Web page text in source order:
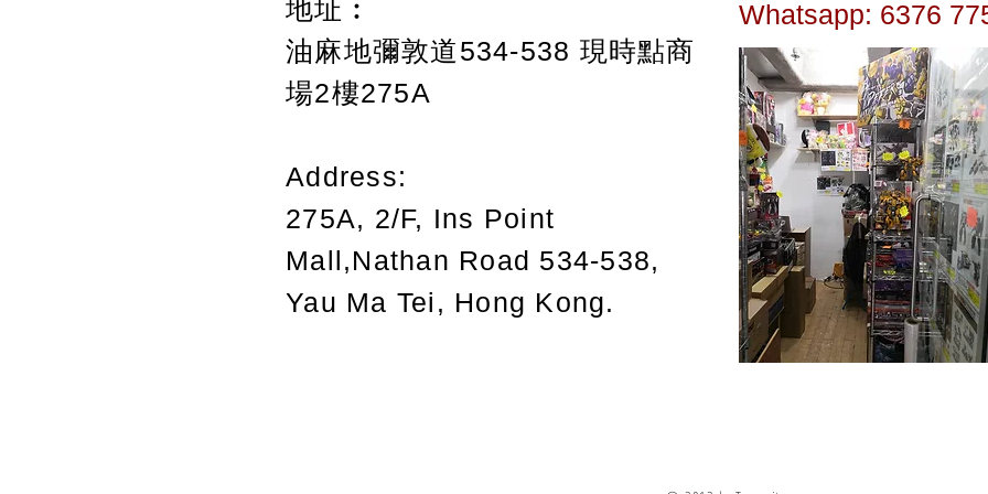
地址︰
油麻地彌敦道534-538 現時點商
場2樓275A
Address:
275A, 2/F, Ins Point
Mall,Nathan Road 534-538,
Yau Ma Tei, Hong Kong.
Whatsapp: 6376